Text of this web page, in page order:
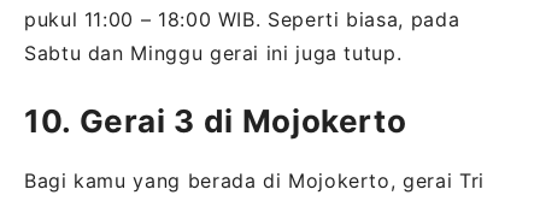
pukul 11:00 – 18:00 WIB. Seperti biasa, pada
Sabtu dan Minggu gerai ini juga tutup.
10. Gerai 3 di Mojokerto
Bagi kamu yang berada di Mojokerto, gerai Tri